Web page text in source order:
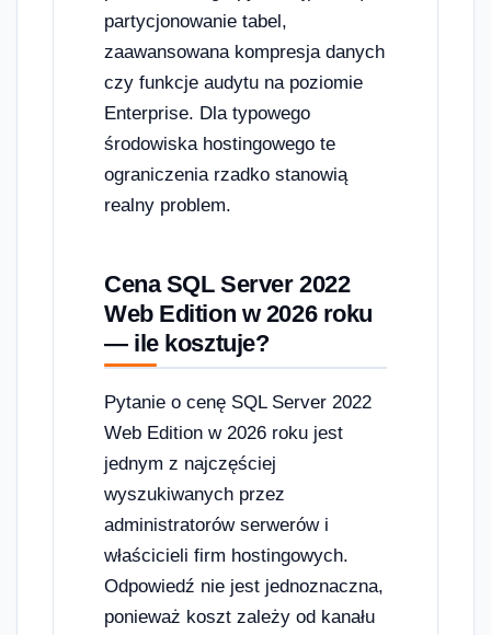
partycjonowanie tabel,
zaawansowana kompresja danych
czy funkcje audytu na poziomie
Enterprise. Dla typowego
środowiska hostingowego te
ograniczenia rzadko stanowią
realny problem.
Cena SQL Server 2022
Web Edition w 2026 roku
— ile kosztuje?
Pytanie o cenę SQL Server 2022
Web Edition w 2026 roku jest
jednym z najczęściej
wyszukiwanych przez
administratorów serwerów i
właścicieli firm hostingowych.
Odpowiedź nie jest jednoznaczna,
ponieważ koszt zależy od kanału